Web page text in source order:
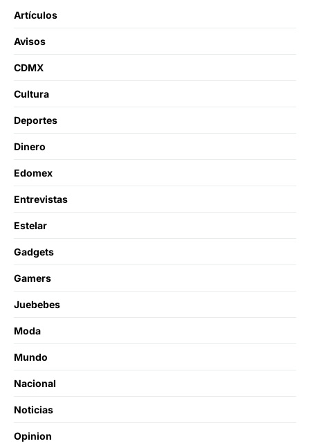
Artículos
Avisos
CDMX
Cultura
Deportes
Dinero
Edomex
Entrevistas
Estelar
Gadgets
Gamers
Juebebes
Moda
Mundo
Nacional
Noticias
Opinion